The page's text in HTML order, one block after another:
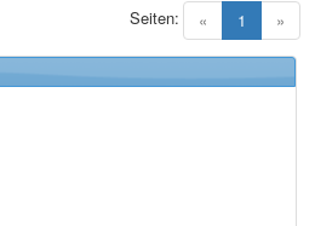
« 1 (current)
»
Seiten: